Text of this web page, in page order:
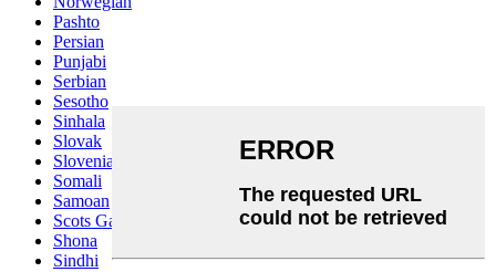
Pashto
Persian
Punjabi
Serbian
Sesotho
Sinhala
Slovak
Slovenian
Somali
Samoan
Scots Gaelic
Shona
Sindhi